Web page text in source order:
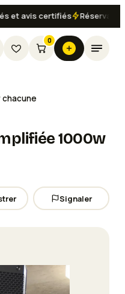
et avis certifiés Réservation
0
chacune
1000w
Signaler